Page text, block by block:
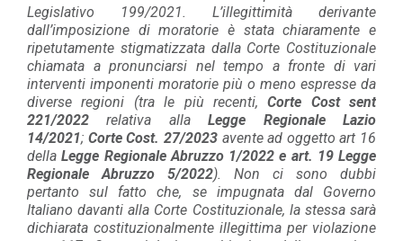
Legislativo 199/2021. L’illegittimità derivante
dall’imposizione di moratorie è stata chiaramente e
ripetutamente stigmatizzata dalla Corte Costituzionale
chiamata a pronunciarsi nel tempo a fronte di vari
interventi imponenti moratorie più o meno espresse da
diverse regioni (tra le più recenti, Corte Cost sent
221/2022
relativa alla
Legge Regionale Lazio
14/2021; Corte Cost. 27/2023 avente ad oggetto art 16
della Legge Regionale Abruzzo 1/2022 e art. 19 Legge
Regionale Abruzzo 5/2022). Non ci sono dubbi
pertanto sul fatto che, se impugnata dal Governo
Italiano davanti alla Corte Costituzionale, la stessa sarà
dichiarata costituzionalmente illegittima per violazione